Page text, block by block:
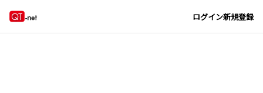
ログイン新規登録